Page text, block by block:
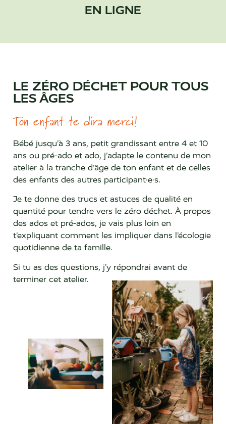
EN LIGNE
LE ZÉRO DÉCHET POUR TOUS
LES ÂGES
Ton enfant te dira merci!
Bébé jusqu’à 3 ans, petit grandissant entre 4 et 10
ans ou pré-ado et ado, j’adapte le contenu de mon
atelier à la tranche d’âge de ton enfant et de celles
des enfants des autres participant·e·s.
Je te donne des trucs et astuces de qualité en
quantité pour tendre vers le zéro déchet. À propos
des ados et pré-ados, je vais plus loin en
t’expliquant comment les impliquer dans l’écologie
quotidienne de ta famille.
Si tu as des questions, j’y répondrai avant de
terminer cet atelier.